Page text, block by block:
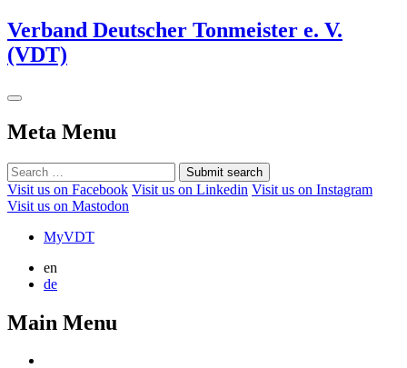
Verband Deutscher Tonmeister e. V.
(VDT)
Meta Menu
Submit search
Visit us on Facebook Visit us on Linkedin Visit us on Instagram
Visit us on Mastodon
MyVDT
en
de
Main Menu